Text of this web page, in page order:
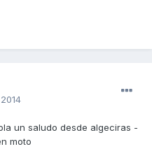
un saludo desde algeciras -
moto